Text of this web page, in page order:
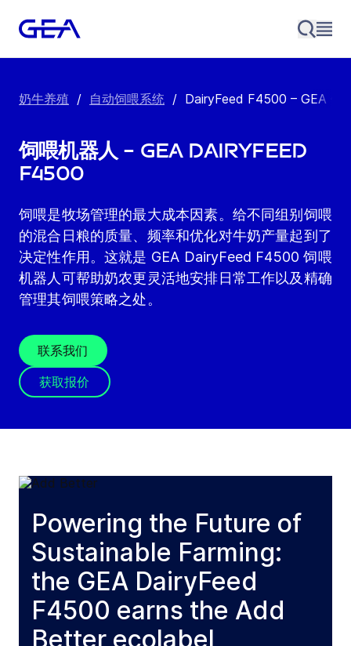
奶牛养殖 / 自动饲喂系统 / DairyFeed F4500 – GEA 饲
饲喂机器人 – GEA DairyFeed
F4500
饲喂是牧场管理的最大成本因素。给不同组别饲喂
的混合日粮的质量、频率和优化对牛奶产量起到了
决定性作用。这就是 GEA DairyFeed F4500 饲喂
机器人可帮助奶农更灵活地安排日常工作以及精确
管理其饲喂策略之处。
联系我们
获取报价
Powering the Future of
Sustainable Farming:
the GEA DairyFeed
F4500 earns the Add
Better ecolabel